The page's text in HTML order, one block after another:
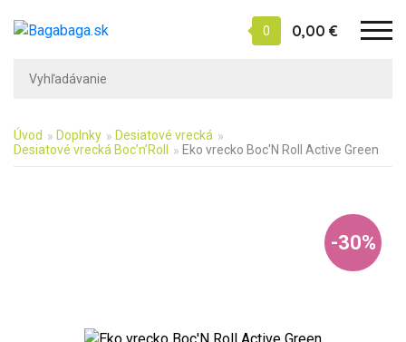
0 0,00 €
Úvod Doplnky
Desiatové vrecká
Desiatové vrecká Boc’n’Roll
Eko vrecko Boc'N Roll Active Green
-30%